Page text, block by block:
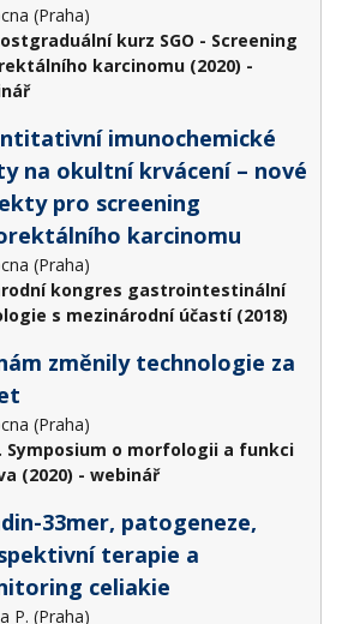
(Praha)
kurz SGO - Screening
karcinomu (2020) -
imunochemické
na okultní krvácení – nové
pro screening
karcinomu
(Praha)
kongres gastrointestinální
s mezinárodní účastí (2018)
změnily technologie za
(Praha)
Symposium o morfologii a funkci
(2020) - webinář
33mer, patogeneze,
terapie a
celiakie
P. (Praha)